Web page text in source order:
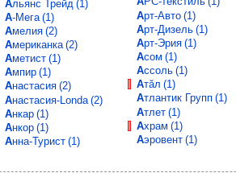
Альянс Трейд (1)
А-Мега (1)
Амелия (2)
Американка (2)
Аметист (1)
Ампир (1)
Анастасия (2)
Анастасия-Londa (2)
Анкар (1)
Анкор (1)
Анна-Турист (1)
Арт-Авто (1)
Арт-Дизель (1)
Арт-Эрия (1)
Асом (1)
Ассоль (1)
Атăл (1)
Атлантик Групп (1)
Атлет (1)
Ахрам (1)
Аэровент (1)